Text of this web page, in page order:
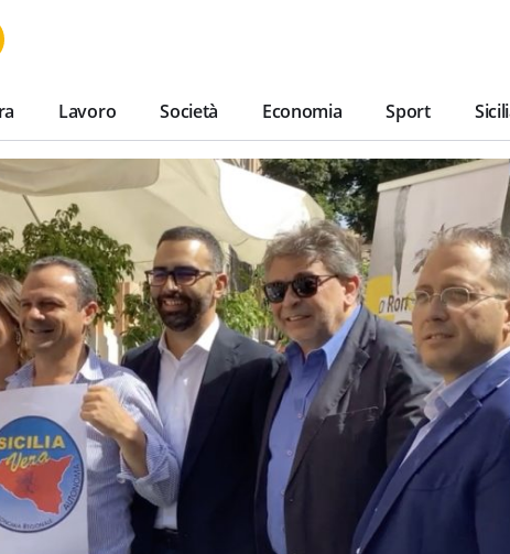
Lavoro Società Economia Sport